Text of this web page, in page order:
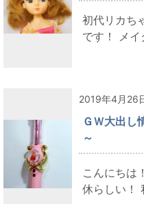
初代リカち
です！ メイ
2019年4月26
ＧＷ大出
～
こんにちは
休らしい！